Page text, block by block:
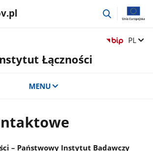
przejdź
Zmień
PL
Łączności
MENU
– Państwowy Instytut Badawczy